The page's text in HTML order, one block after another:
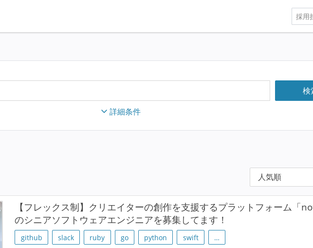
採用
詳細条件
【フレックス制】クリエイターの創作を支援するプラットフォーム「
のシニアソフトウェアエンジニアを募集してます！
github slack ruby go python swift …